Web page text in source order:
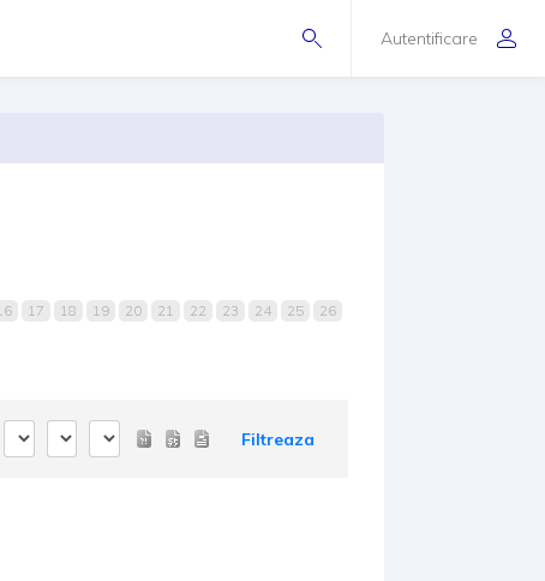
Autentificare
17 18 19 20 21 22 23 24 25
26
Filtreaza